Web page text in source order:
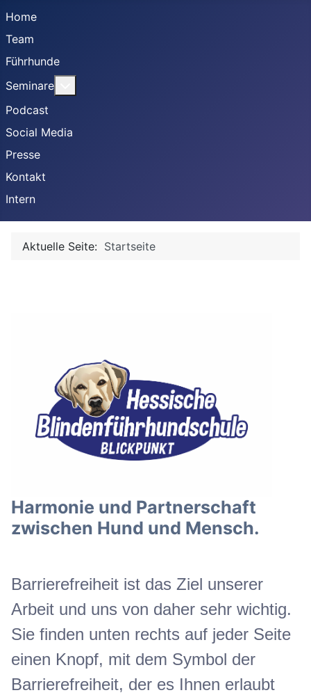
Home
Team
Führhunde
Seminare
Podcast
Social Media
Presse
Kontakt
Intern
Aktuelle Seite: Startseite
Harmonie und Partnerschaft
zwischen Hund und Mensch.
Barrierefreiheit ist das Ziel unserer
Arbeit und uns von daher sehr wichtig.
Sie finden unten rechts auf jeder Seite
einen Knopf, mit dem Symbol der
Barrierefreiheit, der es Ihnen erlaubt